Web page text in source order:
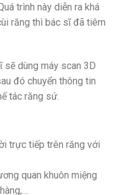
trình này diễn ra khá
răng thì bác sĩ đã tiêm
sẽ dùng máy scan 3D
đó chuyển thông tin
tác răng sứ.
trực tiếp trên răng với
quan khuôn miệng